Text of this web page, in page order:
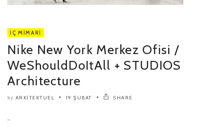
İÇ MIMARI
Nike New York Merkez Ofisi /
WeShouldDoItAll + STUDIOS
Architecture
by ARKITEKTUEL 19 ŞUBAT SHARE
..